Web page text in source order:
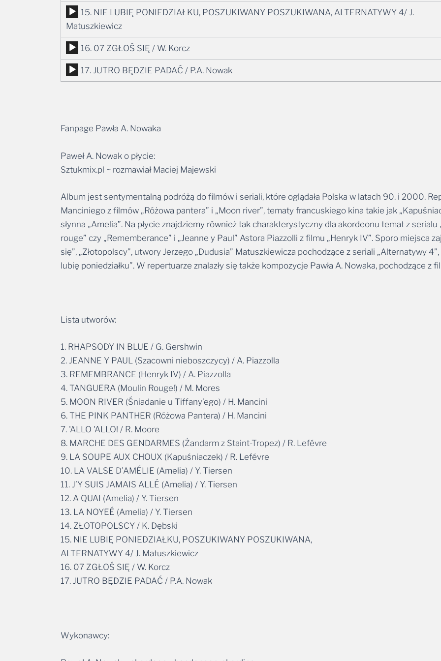
plików
dźwiękowych
Odtwarzacz
plików
dźwiękowych
15. NIE LUBIĘ PONIEDZIAŁKU, POSZUKIWANY POSZUKIWANA, ALTERNATYWY 4/ J.
Matuszkiewicz
Odtwarzacz
plików
dźwiękowych
16. 07 ZGŁOŚ SIĘ / W. Korcz
Odtwarzacz
plików
17. JUTRO BĘDZIE PADAĆ / P.A. Nowak
Fanpage Pawła A. Nowaka
Paweł A. Nowak o płycie:
Sztukmix.pl ~ rozmawiał Maciej Majewski
Album jest sentymentalną podróżą do filmów i seriali, które oglądała Polska w latach 90. i 2000.
Manciniego z filmów „Różowa pantera” i „Moon river”, tematy francuskiego kina takie jak
słynna „Amelia”. Na płycie znajdziemy również tak charakterystyczny dla akordeonu temat z serialu
rouge” czy „Rememberance” i „Jeanne y Paul” Astora Piazzolli z filmu „Henryk IV”. Sporo miejsca
się”, „Złotopolscy”, utwory Jerzego „Dudusia” Matuszkiewicza pochodzące z seriali „Alternatywy
lubię poniedziałku”. W repertuarze znalazły się także kompozycje Pawła A. Nowaka, pochodzące
Lista utworów:
1. RHAPSODY IN BLUE / G. Gershwin
2. JEANNE Y PAUL (Szacowni nieboszczycy) / A. Piazzolla
3. REMEMBRANCE (Henryk IV) / A. Piazzolla
4. TANGUERA (Moulin Rouge!) / M. Mores
5. MOON RIVER (Śniadanie u Tiffany’ego) / H. Mancini
6. THE PINK PANTHER (Różowa Pantera) / H. Mancini
7. 'ALLO 'ALLO! / R. Moore
8. MARCHE DES GENDARMES (Żandarm z Staint-Tropez) / R. Lefévre
9. LA SOUPE AUX CHOUX (Kapuśniaczek) / R. Lefévre
10. LA VALSE D’AMÉLIE (Amelia) / Y. Tiersen
11. J’Y SUIS JAMAIS ALLÉ (Amelia) / Y. Tiersen
12. A QUAI (Amelia) / Y. Tiersen
13. LA NOYEÉ (Amelia) / Y. Tiersen
14. ZŁOTOPOLSCY / K. Dębski
15. NIE LUBIĘ PONIEDZIAŁKU, POSZUKIWANY POSZUKIWANA,
ALTERNATYWY 4/ J. Matuszkiewicz
16. 07 ZGŁOŚ SIĘ / W. Korcz
17. JUTRO BĘDZIE PADAĆ / P.A. Nowak
Wykonawcy: